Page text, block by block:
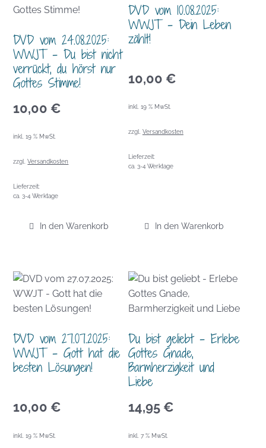
DVD vom 24.08.2025:
WWJT – Du bist nicht
verrückt, du hörst nur
Gottes Stimme!
10,00 €
inkl. 19 % MwSt.
zzgl.Versandkosten
Lieferzeit:
ca. 3-4 Werktage
In den Warenkorb
DVD vom 10.08.2025:
WWJT – Dein Leben
zählt!
10,00 €
inkl. 19 % MwSt.
zzgl. Versandkosten
Lieferzeit:
ca. 3-4 Werktage
In den Warenkorb
DVD vom 27.07.2025:
WWJT – Gott hat die
besten Lösungen!
10,00 €
inkl. 19 % MwSt.
Du bist geliebt – Erlebe
Gottes Gnade,
Barmherzigkeit und
Liebe
14,95 €
inkl. 7 % MwSt.